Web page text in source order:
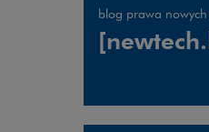
blog prawa
Uwaga, link